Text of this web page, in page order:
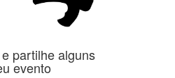
partilhe alguns
evento